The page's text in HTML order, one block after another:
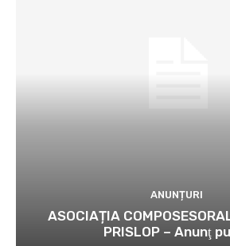
ANUNȚURI
ASOCIAȚIA
PRISLOP – Anunţ